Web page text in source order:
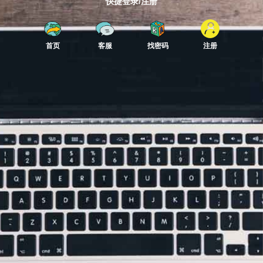
首页 客服 找密码 注册